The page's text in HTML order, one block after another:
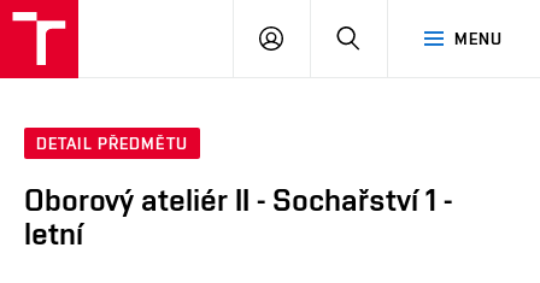
MENU
PŘIHLÁSIT
DETAIL PŘEDMĚTU
Oborový ateliér II - Sochařství 1 -
letní